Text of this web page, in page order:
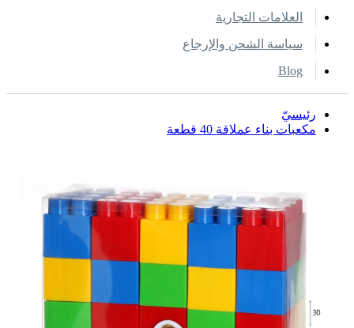
العلامات التجارية
سياسة الشحن والإرجاع
Blog
رئيسيّ
مكعبات بناء عملاقة 40 قطعة